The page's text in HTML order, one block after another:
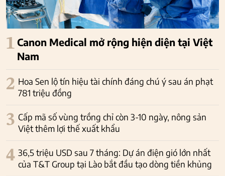
1 Canon Medical mở rộng hiện diện tại Việt
Nam
2 Hoa Sen lộ tín hiệu tài chính đáng chú ý sau án phạt
781 triệu đồng
3 Cấp mã số vùng trồng chỉ còn 3-10 ngày, nông sản
Việt thêm lợi thế xuất khẩu
4 36,5 triệu USD sau 7 tháng: Dự án điện gió lớn nhất
của T&T Group tại Lào bắt đầu tạo dòng tiền khủng